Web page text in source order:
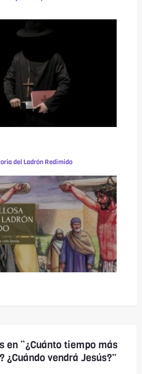
del Ladrón Redimido
en “¿Cuánto tiempo más
¿Cuándo vendrá Jesús?”